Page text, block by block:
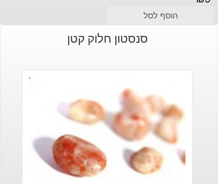
הוסף לסל
סנסטון חלוק קטן